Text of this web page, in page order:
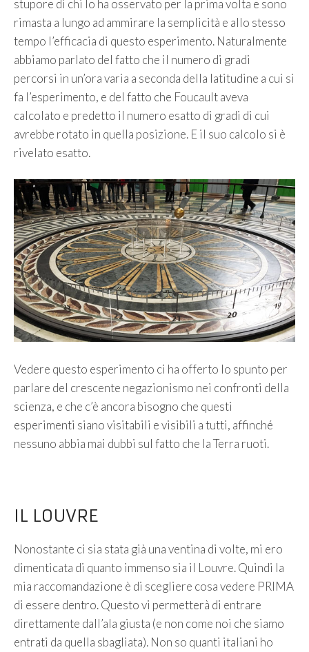
stupore di chi lo ha osservato per la prima volta e sono
rimasta a lungo ad ammirare la semplicità e allo stesso
tempo l’efficacia di questo esperimento. Naturalmente
abbiamo parlato del fatto che il numero di gradi
percorsi in un’ora varia a seconda della latitudine a cui si
fa l’esperimento, e del fatto che Foucault aveva
calcolato e predetto il numero esatto di gradi di cui
avrebbe rotato in quella posizione. E il suo calcolo si è
rivelato esatto.
Vedere questo esperimento ci ha offerto lo spunto per
parlare del crescente negazionismo nei confronti della
scienza, e che c’è ancora bisogno che questi
esperimenti siano visitabili e visibili a tutti, affinché
nessuno abbia mai dubbi sul fatto che la Terra ruoti.
IL LOUVRE
Nonostante ci sia stata già una ventina di volte, mi ero
dimenticata di quanto immenso sia il Louvre. Quindi la
mia raccomandazione è di scegliere cosa vedere PRIMA
di essere dentro. Questo vi permetterà di entrare
direttamente dall’ala giusta (e non come noi che siamo
entrati da quella sbagliata). Non so quanti italiani ho